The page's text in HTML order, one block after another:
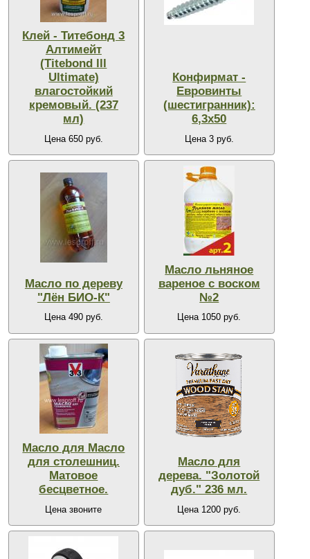
Клей - Титебонд 3
Алтимейт
(Titebond lll
Ultimate)
влагостойкий
кремовый. (237
мл)
Цена 650 руб.
Конфирмат -
Евровинты
(шестигранник):
6,3х50
Цена 3 руб.
Масло по дереву
"Лён БИО-К"
Цена 490 руб.
Масло льняное
вареное с воском
№2
Цена 1050 руб.
Масло для Масло
для столешниц.
Матовое
бесцветное.
Цена звоните
Масло для
дерева. "Золотой
дуб." 236 мл.
Цена 1200 руб.